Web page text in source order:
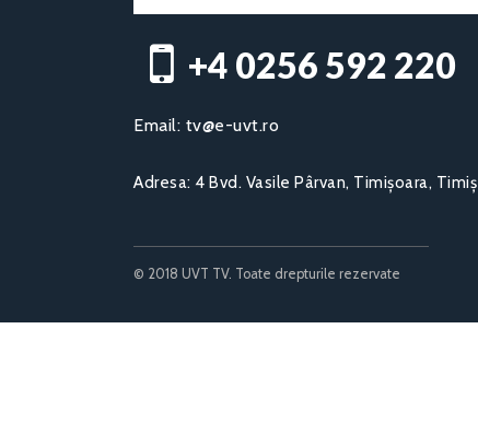
+4 0256 592 220​
Email: tv@e-uvt.ro
Adresa: 4 Bvd. Vasile Pârvan, Timișoara, Timiș
© 2018 UVT TV. Toate drepturile rezervate